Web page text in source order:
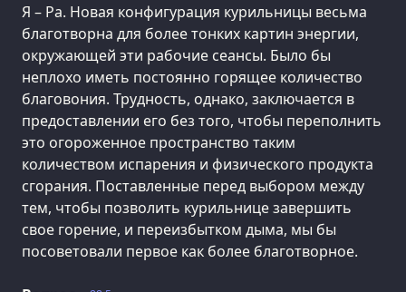
Я – Ра. Новая конфигурация курильницы весьма
благотворна для более тонких картин энергии,
окружающей эти рабочие сеансы. Было бы
неплохо иметь постоянно горящее количество
благовония. Трудность, однако, заключается в
предоставлении его без того, чтобы переполнить
это огороженное пространство таким
количеством испарения и физического продукта
сгорания. Поставленные перед выбором между
тем, чтобы позволить курильнице завершить
свое горение, и переизбытком дыма, мы бы
посоветовали первое как более благотворное.